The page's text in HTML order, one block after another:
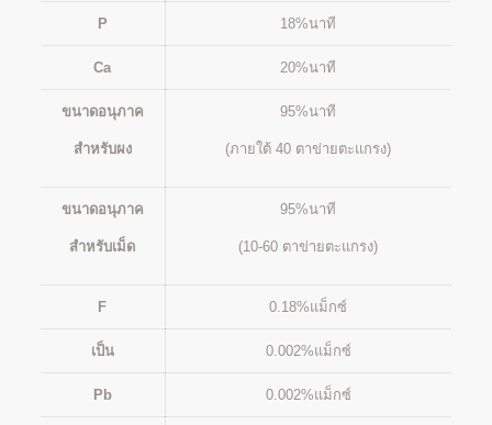
P 18%นาที
Ca 20%นาที
ขนาดอนุภาค
สำหรับผง
95%นาที
(ภายใต้ 40 ตาข่ายตะแกรง)
ขนาดอนุภาค
สำหรับเม็ด
95%นาที
(10-60 ตาข่ายตะแกรง)
F 0.18%แม็กซ์
เป็น 0.002%แม็กซ์
Pb 0.002%แม็กซ์